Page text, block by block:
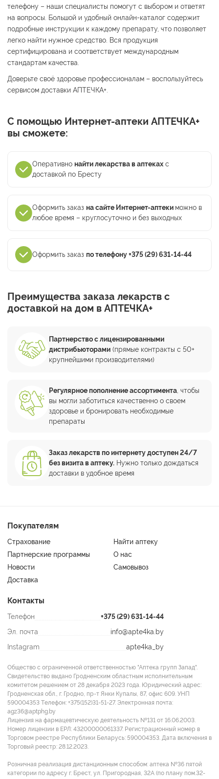
телефону – наши специалисты помогут с выбором и ответят
на вопросы. Большой и удобный онлайн-каталог содержит
подробные инструкции к каждому препарату, что позволяет
легко найти нужное средство. Вся продукция
сертифицирована и соответствует международным
стандартам качества.
Доверьте своё здоровье профессионалам – воспользуйтесь
сервисом доставки АПТЕЧКА+.
С помощью Интернет-аптеки АПТЕЧКА+
вы сможете:
Оперативно найти лекарства в аптеках с
доставкой по Бресту
Оформить заказ на сайте Интернет-аптеки можно в
любое время – круглосуточно и без выходных
Оформить заказ по телефону +375 (29) 631-14-44
Преимущества заказа лекарств с
доставкой на дом в АПТЕЧКА+
Партнерство с лицензированными
дистрибьюторами (прямые контракты с 50+
крупнейшими производителями)
Регулярное пополнение ассортимента, чтобы
вы могли заботиться качественно о своем
здоровье и бронировать необходимые
препараты
Заказ лекарств по интернету доступен 24/7
без визита в аптеку. Нужно только дождаться
доставки в удобное время
Покупателям
Страхование
Найти аптеку
Партнерские программы
О нас
Новости
Самовывоз
Доставка
Контакты
Телефон
+375 (29) 631-14-44
Эл. почта
info@apte4ka.by
Instagram
apte4ka_by
Общество с ограниченной ответственностью "Аптека групп Запад".
Свидетельство выдано Гродненским областным исполнительным
комитетом решением от 28 декабря 2023 года. Юридический адрес:
Гродненская обл., г. Гродно, пр-т Янки Купалы, 87, офис 609. УНП
590004353 Tелефон: +375(152)31-51-27. Электронная почта:
agz36@aptphg.by
Лицензия на фармацевтическую деятельность №131 от 16.06.2003.
Номер лицензии в ЕРЛ: 43200000061337. Регистрационный номер в
Торговом реестре Республики Беларусь: 590004353. Дата включения в
Торговый реестр: 28.12.2023.
Розничная реализация дистанционным способом: аптека №36 пятой
категории по адресу г. Брест, ул. Пригородная, 32А (по плану пом.32-